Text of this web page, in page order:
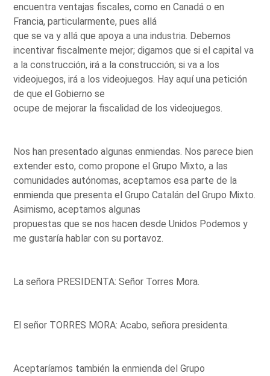
encuentra ventajas fiscales, como en Canadá o en
Francia, particularmente, pues allá
que se va y allá que apoya a una industria. Debemos
incentivar fiscalmente mejor; digamos que si el capital va
a la construcción, irá a la construcción; si va a los
videojuegos, irá a los videojuegos. Hay aquí una petición
de que el Gobierno se
ocupe de mejorar la fiscalidad de los videojuegos.
Nos han presentado algunas enmiendas. Nos parece bien
extender esto, como propone el Grupo Mixto, a las
comunidades autónomas, aceptamos esa parte de la
enmienda que presenta el Grupo Catalán del Grupo Mixto.
Asimismo, aceptamos algunas
propuestas que se nos hacen desde Unidos Podemos y
me gustaría hablar con su portavoz.
La señora PRESIDENTA: Señor Torres Mora.
El señor TORRES MORA: Acabo, señora presidenta.
Aceptaríamos también la enmienda del Grupo